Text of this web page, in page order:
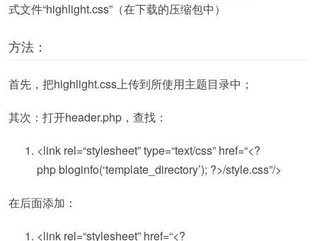
式文件“highlight.css”（在下载的压缩包中）
方法：
首先，把highlight.css上传到所使用主题目录中；
其次：打开header.php，查找：
<link rel=“stylesheet”type=“text/css” href=“<?
php bloginfo(‘template_directory’); ?>/style.css”/>
在后面添加：
<link rel=“stylesheet” href=“<?